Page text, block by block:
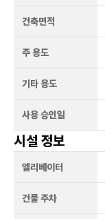
건축면적
주 용도
기타 용도
사용 승인일
시설 정보
엘리베이터
건물 주차